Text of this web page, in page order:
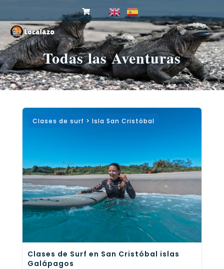
Todas las Aventuras
Clases de surf > Isla San Cristóbal
Clases de Surf en San Cristóbal islas
Galápagos